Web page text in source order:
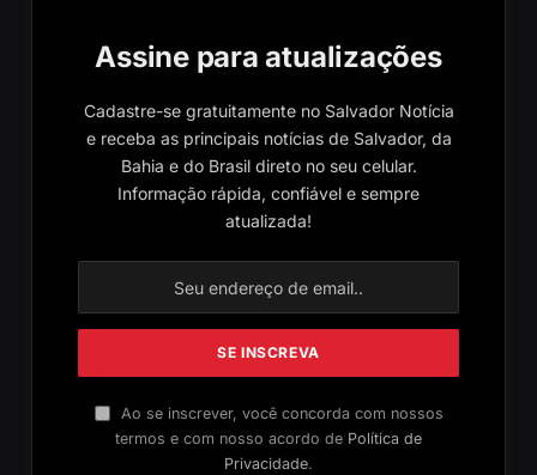
Assine para atualizações
Cadastre-se gratuitamente no Salvador Notícia
e receba as principais notícias de Salvador, da
Bahia e do Brasil direto no seu celular.
Informação rápida, confiável e sempre
atualizada!
Ao se inscrever, você concorda com nossos
termos e com nosso acordo de Política de
Privacidade.